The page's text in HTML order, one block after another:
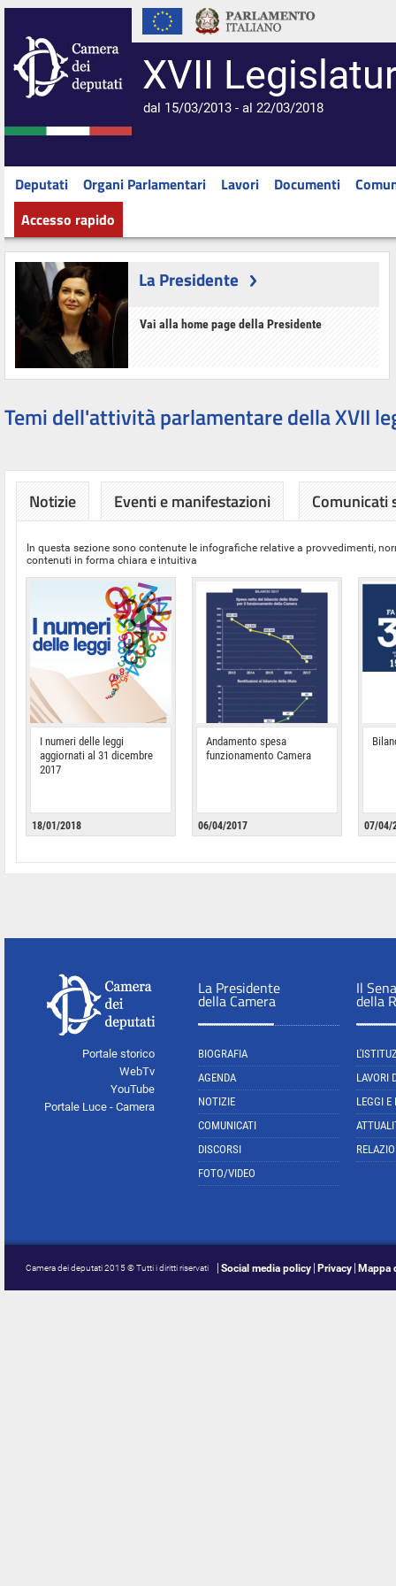
XVII
dal 15/03/2013 - al 22/03/2018
Deputati Organi Parlamentari Lavori Documenti
Accesso rapido
La Presidente
Vai alla home page della Presidente
Temi dell'attività parlamentare della XVII
Notizie Eventi e manifestazioni Comunicati
In questa sezione sono contenute le infografiche relative a provvedimenti,
contenuti in forma chiara e intuitiva
I numeri delle leggi
aggiornati al 31 dicembre
2017
18/01/2018
Andamento spesa
funzionamento Camera
06/04/2017 07/04/
Portale storico
WebTv
YouTube
Portale Luce - Camera
La Presidente
della Camera
BIOGRAFIA
AGENDA
NOTIZIE
COMUNICATI
DISCORSI
FOTO/VIDEO
Il
della
LAVORI
LEGGI E
Camera dei deputati 2015 © Tutti i diritti riservati Social media policy Privacy Mappa